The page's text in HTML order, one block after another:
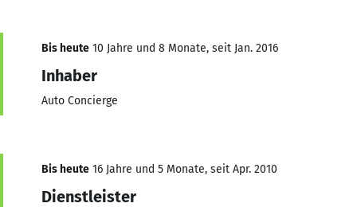
Bis heute 10 Jahre und 8 Monate, seit Jan. 2016
Inhaber
Auto Concierge
Bis heute 16 Jahre und 5 Monate, seit Apr. 2010
Dienstleister